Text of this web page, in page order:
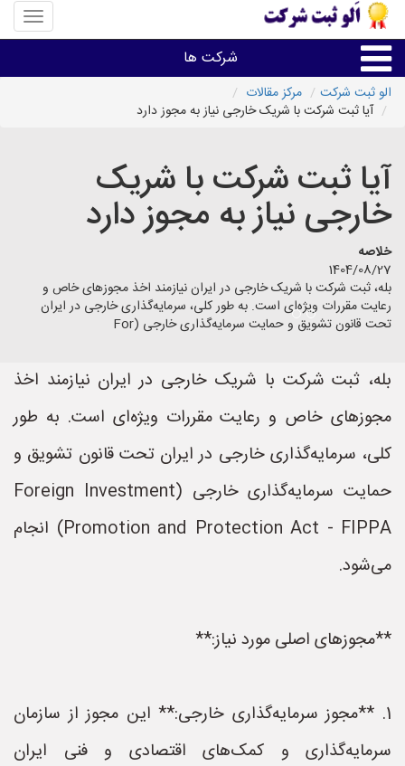
منوی
سایت
ثبت
شرکت ها
ثبت،تغییرات،برند
اخذگواهینامه رتبه بندی
سایر خدمات ثبت شرکت ها
الو ثبت شرکت
مرکز مقالات
آیا ثبت شرکت با شریک خارجی نیاز به مجوز دارد
آیا ثبت شرکت با شریک
خارجی نیاز به مجوز دارد
خلاصه
1404/08/27
بله، ثبت شرکت با شریک خارجی در ایران نیازمند اخذ مجوزهای خاص و
رعایت مقررات ویژه‌ای است. به طور کلی، سرمایه‌گذاری خارجی در ایران
تحت قانون تشویق و حمایت سرمایه‌گذاری خارجی (For
بله، ثبت شرکت با شریک خارجی در ایران نیازمند اخذ
مجوزهای خاص و رعایت مقررات ویژه‌ای است. به طور
کلی، سرمایه‌گذاری خارجی در ایران تحت قانون تشویق و
حمایت سرمایه‌گذاری خارجی (Foreign Investment
Promotion and Protection Act - FIPPA) انجام
می‌شود.
**مجوزهای اصلی مورد نیاز:**
1. **مجوز سرمایه‌گذاری خارجی:** این مجوز از سازمان
سرمایه‌گذاری و کمک‌های اقتصادی و فنی ایران